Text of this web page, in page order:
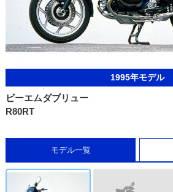
1995年モデル
ビーエムダブリュー
R80RT
モデル一覧